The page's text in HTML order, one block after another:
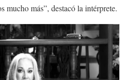
mucho más”, destacó la intérprete.